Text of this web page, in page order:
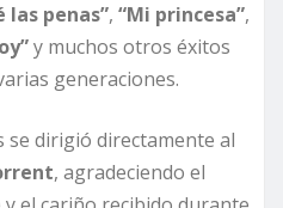
las penas”, “Mi princesa”,
y muchos otros éxitos
generaciones.
se dirigió directamente al
, agradeciendo el